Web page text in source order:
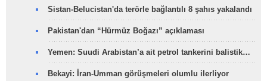
Sistan-Belucistan'da terörle bağlantılı 8 şahıs yakalandı
Pakistan'dan “Hürmüz Boğazı” açıklaması
Yemen: Suudi Arabistan’a ait petrol tankerini balistik…
Bekayi: İran-Umman görüşmeleri olumlu ilerliyor